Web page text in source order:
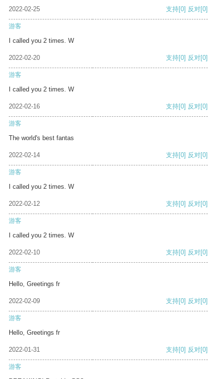
2022-02-25 支持[0] 反对[0]
游客
I called you 2 times. W
2022-02-20 支持[0] 反对[0]
游客
I called you 2 times. W
2022-02-16 支持[0] 反对[0]
游客
The world's best fantas
2022-02-14 支持[0] 反对[0]
游客
I called you 2 times. W
2022-02-12 支持[0] 反对[0]
游客
I called you 2 times. W
2022-02-10 支持[0] 反对[0]
游客
Hello, Greetings fr
2022-02-09 支持[0] 反对[0]
游客
Hello, Greetings fr
2022-01-31 支持[0] 反对[0]
游客